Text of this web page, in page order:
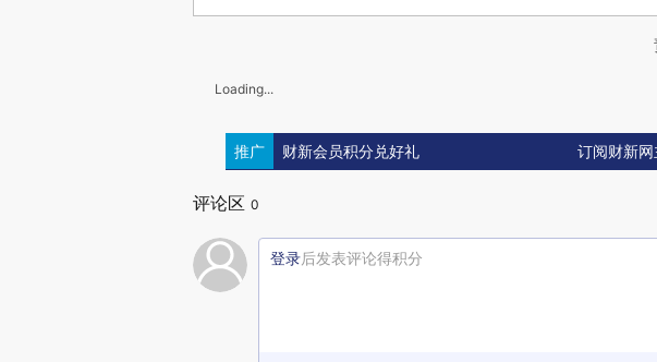
Loading...
推广 财新会员积分兑好礼 订阅财新
评论区 0
登录后发表评论得积分